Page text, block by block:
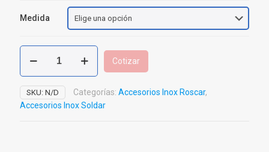
Medida
Flanche
Roscar
Inoxidable
cantidad
Cotizar
SKU: N/D Categorías: Accesorios Inox Roscar,
Accesorios Inox Soldar